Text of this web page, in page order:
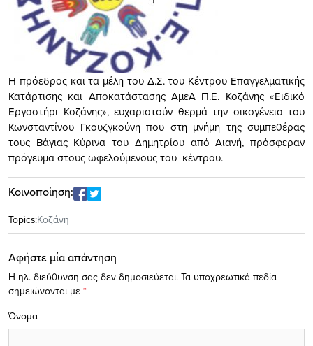
Η πρόεδρος και τα μέλη του Δ.Σ. του Κέντρου Επαγγελματικής
Κατάρτισης και Αποκατάστασης ΑμεΑ Π.Ε. Κοζάνης «Ειδικό
Εργαστήρι Κοζάνης», ευχαριστούν θερμά την οικογένεια του
Κωνσταντίνου Γκουζγκούνη που στη μνήμη της συμπεθέρας
τους Βάγιας Κύρινα του Δημητρίου από Αιανή, πρόσφεραν
πρόγευμα στους ωφελούμενους του κέντρου.
Κοινοποίηση:
Topics:Κοζάνη
Αφήστε μία απάντηση
Η ηλ. διεύθυνση σας δεν δημοσιεύεται. Τα υποχρεωτικά πεδία
σημειώνονται με *
Όνομα